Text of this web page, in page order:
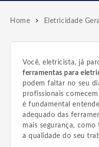
Home Eletricidade Geral
Você, eletricista, já
ferramentas para
podem faltar no seu
profissionais
é fundamental
adequado das
mais segurança,
a qualidade do seu